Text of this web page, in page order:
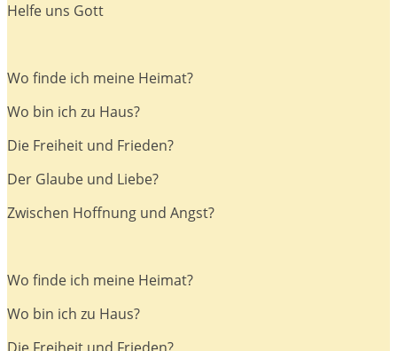
Helfe uns Gott
Wo finde ich meine Heimat?
Wo bin ich zu Haus?
Die Freiheit und Frieden?
Der Glaube und Liebe?
Zwischen Hoffnung und Angst?
Wo finde ich meine Heimat?
Wo bin ich zu Haus?